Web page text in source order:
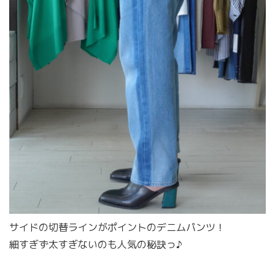
サイドの切替ラインがポイントのデニムパンツ！
細すぎず太すぎないのも人気の秘訣っ♪